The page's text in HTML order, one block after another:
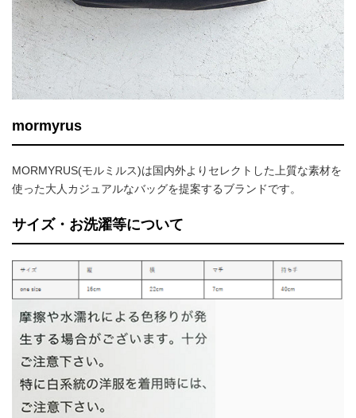
mormyrus
MORMYRUS(モルミルス)は国内外よりセレクトした上質な素材を
使った大人カジュアルなバッグを提案するブランドです。
サイズ・お洗濯等について